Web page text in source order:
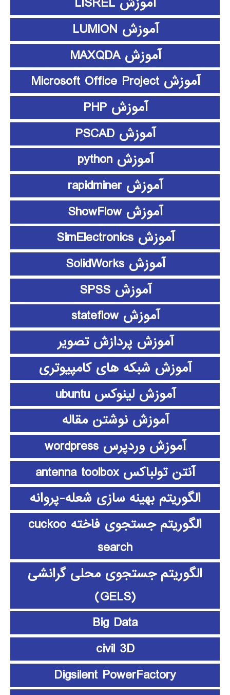
آموزش LUMION
آموزش MAXQDA
آموزش Microsoft Office Project
آموزش PHP
آموزش PSCAD
آموزش python
آموزش rapidminer
آموزش ShowFlow
آموزش SimElectronics
آموزش SolidWorks
آموزش SPSS
آموزش stateflow
آموزش پردازش تصویر
آموزش شبکه های کامپیوتری
آموزش لینوکس ubuntu
آموزش نوشتن مقاله
آموزش وردپرس wordpress
آنتن تولباکس antenna toolbox
الگوریتم بهینه سازی شعله-پروانه
الگوریتم جستجوی فاخته cuckoo
search
الگوریتم جستجوی محلی گرانشی
(GELS)
Big Data
civil 3D
Digsilent PowerFactory